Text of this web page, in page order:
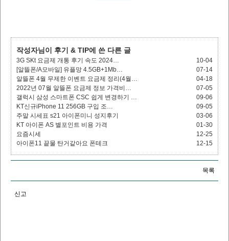
작성자님이 후기 & TIP에 쓴 다른 글
3G SKt 요금제 개통 후기 속도 2024…
10-04
[알뜰폰/A모바일] 유플망 4.5GB+1Mb…
07-14
알뜰폰 4월 무제한 이벤트 요금제 정리(4월…
04-18
2022년 07월 알뜰폰 요금제 정보 가격비…
07-05
갤럭시 삼성 스마트폰 CSC 쉽게 변경하기 …
09-06
KT신규iPhone 11 256GB 구입 조…
09-05
주말 시세표 s21 아이폰미니 성지후기
03-06
KT 아이폰 AS 별포인트 비용 가격
01-30
요즘시세
12-25
아이폰11 끝물 탄거같아요 폰테크
12-15
목록
신고